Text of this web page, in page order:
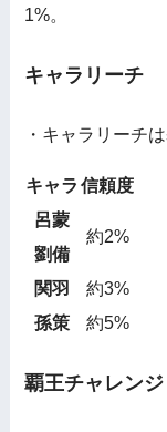
1%。
キャラリーチ
・キャラリーチ
キャラ 信頼度
呂蒙
約2%
劉備
関羽
約3%
孫策
約5%
覇王チャレンジ